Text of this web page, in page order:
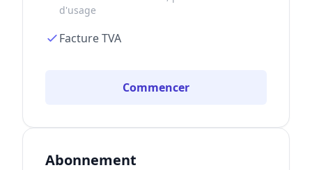
d'usage
Facture TVA
Commencer
Abonnement